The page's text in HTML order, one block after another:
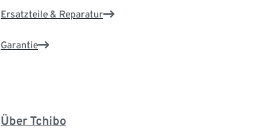
Ersatzteile & Reparatur
Garantie
Über Tchibo